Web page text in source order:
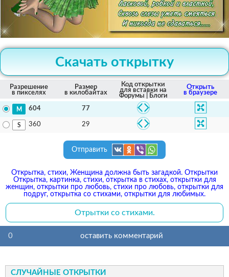
Скачать открытку
Разрешение
в пикселях
Размер
в килобайтах
Код открытки
для вставки на
Форумы | Блоги
Открыть
в браузере
604 77
360 29
Отправить
Открытка, стихи, Женщина должна быть загадкой. Открытки
Открытка, картинка, стихи, открытка в стихах, открытки для
женщин, открытки про любовь, стихи про любовь, открытки для
подруг, открытка со стихами, открытки для любимых.
Отрытки со стихами.
0 оставить комментарий
СЛУЧАЙНЫЕ ОТКРЫТКИ